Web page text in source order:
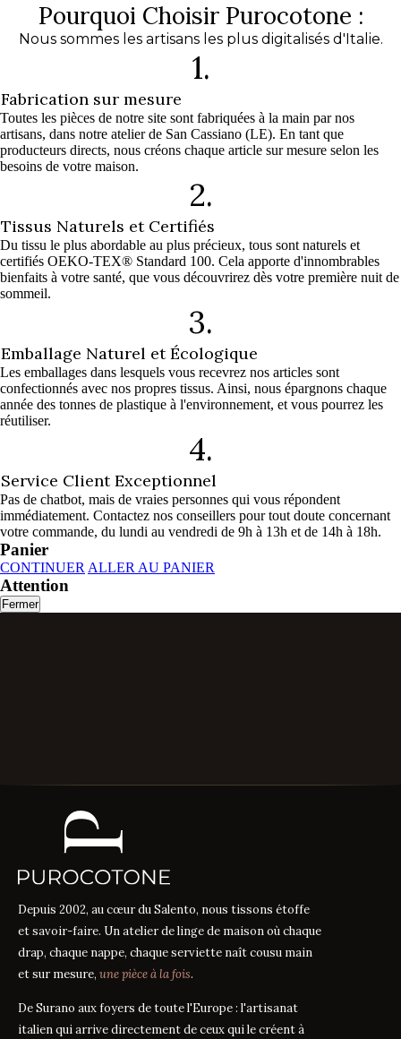
Pourquoi Choisir Purocotone :
Nous sommes les artisans les plus digitalisés d'Italie.
1.
Fabrication sur mesure
Toutes les pièces de notre site sont fabriquées à la main par nos
artisans, dans notre atelier de San Cassiano (LE). En tant que
producteurs directs, nous créons chaque article sur mesure selon les
besoins de votre maison.
2.
Tissus Naturels et Certifiés
Du tissu le plus abordable au plus précieux, tous sont naturels et
certifiés OEKO-TEX® Standard 100. Cela apporte d'innombrables
bienfaits à votre santé, que vous découvrirez dès votre première nuit de
sommeil.
3.
Emballage Naturel et Écologique
Les emballages dans lesquels vous recevrez nos articles sont
confectionnés avec nos propres tissus. Ainsi, nous épargnons chaque
année des tonnes de plastique à l'environnement, et vous pourrez les
réutiliser.
4.
Service Client Exceptionnel
Pas de chatbot, mais de vraies personnes qui vous répondent
immédiatement. Contactez nos conseillers pour tout doute concernant
votre commande, du lundi au vendredi de 9h à 13h et de 14h à 18h.
Panier
CONTINUER ALLER AU PANIER
Attention
Fermer
Depuis 2002, au cœur du Salento, nous tissons étoffe
et savoir-faire. Un atelier de linge de maison où chaque
drap, chaque nappe, chaque serviette naît cousu main
et sur mesure, une pièce à la fois.
De Surano aux foyers de toute l'Europe : l'artisanat
italien qui arrive directement de ceux qui le créent à